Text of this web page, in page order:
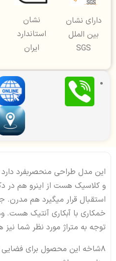
دارای نشان
بین الملل
SGS
نشان
استاندارد
ایران
این مدل طراحی منحصربفرد
و کلاسیک هست از اینرو هم در
استقبال قرار میگیرد هم
خمکاری با آبکاری آنتیک هست.
توجه به متراژ مورد نظر شما